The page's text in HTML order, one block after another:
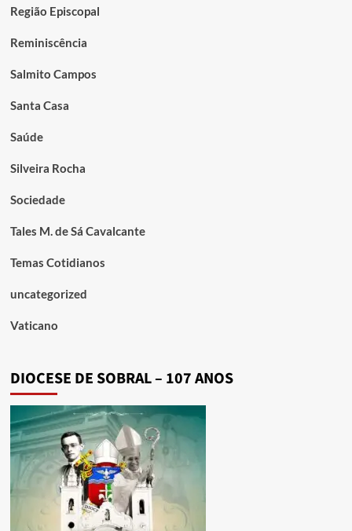
Região Episcopal
Reminiscência
Salmito Campos
Santa Casa
Saúde
Silveira Rocha
Sociedade
Tales M. de Sá Cavalcante
Temas Cotidianos
uncategorized
Vaticano
DIOCESE DE SOBRAL – 107 ANOS